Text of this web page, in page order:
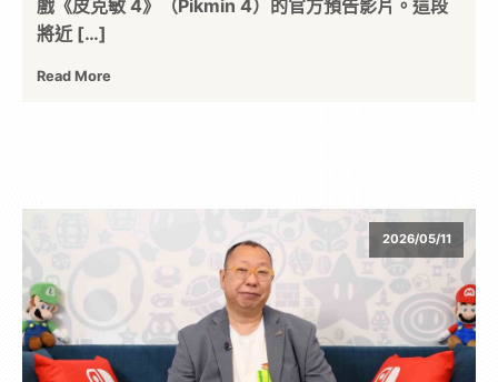
戲《皮克敏 4》（Pikmin 4）的官方預告影片。這段
將近 […]
Read More
2026/05/11